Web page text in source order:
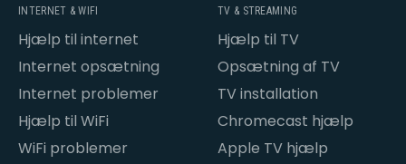
INTERNET & WIFI
Hjælp til internet
Internet opsætning
Internet problemer
Hjælp til WiFi
WiFi problemer
TV & STREAMING
Hjælp til TV
Opsætning af TV
TV installation
Chromecast hjælp
Apple TV hjælp